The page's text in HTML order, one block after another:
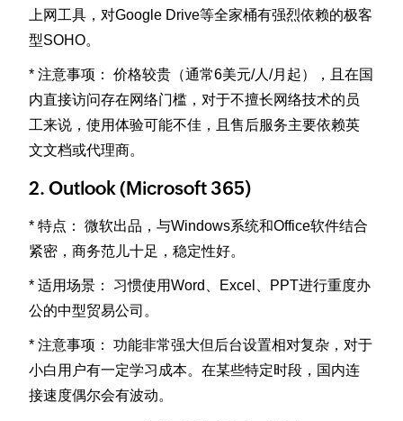
上网工具，对Google Drive等全家桶有强烈依赖的极客
型SOHO。
* 注意事项： 价格较贵（通常6美元/人/月起），且在国
内直接访问存在网络门槛，对于不擅长网络技术的员
工来说，使用体验可能不佳，且售后服务主要依赖英
文文档或代理商。
2. Outlook (Microsoft 365)
* 特点： 微软出品，与Windows系统和Office软件结合
紧密，商务范儿十足，稳定性好。
* 适用场景： 习惯使用Word、Excel、PPT进行重度办
公的中型贸易公司。
* 注意事项： 功能非常强大但后台设置相对复杂，对于
小白用户有一定学习成本。在某些特定时段，国内连
接速度偶尔会有波动。